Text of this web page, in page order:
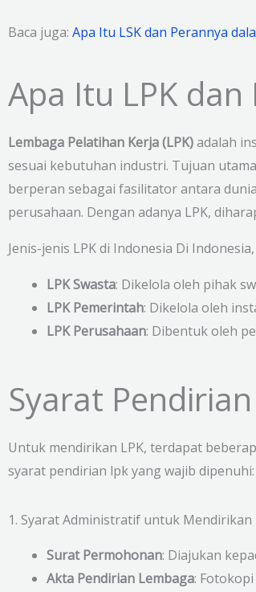
Baca juga: Apa Itu LSK dan Perannya
Apa Itu LPK dan
Lembaga Pelatihan Kerja (LPK)adalah
sesuai kebutuhan industri. Tujuan
berperan sebagai fasilitator antara
perusahaan. Dengan adanya LPK,
Jenis-jenis LPK di Indonesia Di
LPK Swasta: Dikelola oleh pihak
LPK Pemerintah: Dikelola oleh
LPK Perusahaan: Dibentuk oleh
Syarat
Untuk mendirikan LPK, terdapat
syarat pendirian lpk yang wajib dipenuhi:
1. Syarat Administratif untuk Mendirikan
Surat Permohonan: Diajukan
Akta Pendirian Lembaga: